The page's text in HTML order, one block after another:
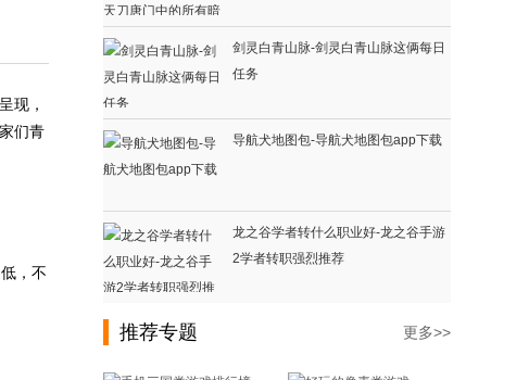
现，
们青
，不
剑灵白青山脉-剑灵白青山脉这俩每日
任务
导航犬地图包-导航犬地图包app下载
龙之谷学者转什么职业好-龙之谷手游
2学者转职强烈推荐
推荐专题 更多>>